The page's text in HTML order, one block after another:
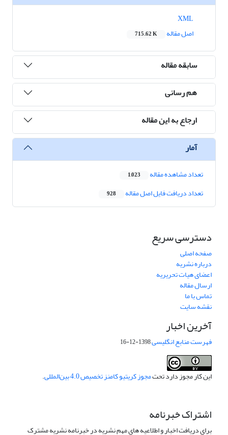
اصل مقاله
715.62 K
سابقه مقاله
هم رسانی
ارجاع به این مقاله
آمار
تعداد مشاهده مقاله 1,023
تعداد دریافت فایل اصل مقاله 928
دسترسی سریع
صفحه اصلی
درباره نشریه
اعضای هیات تحریریه
ارسال مقاله
تماس با ما
نقشه سایت
آخرین اخبار
فهرست منابع انگلیسی1398-12-16
این کار مجوز دارد تحتمجوز کریتیو کامنز تخصیص 4.0 بین‌المللی .
اشتراک خبرنامه
برای دریافت اخبار و اطلاعیه های مهم نشریه در خبرنامه نشریه مشترک